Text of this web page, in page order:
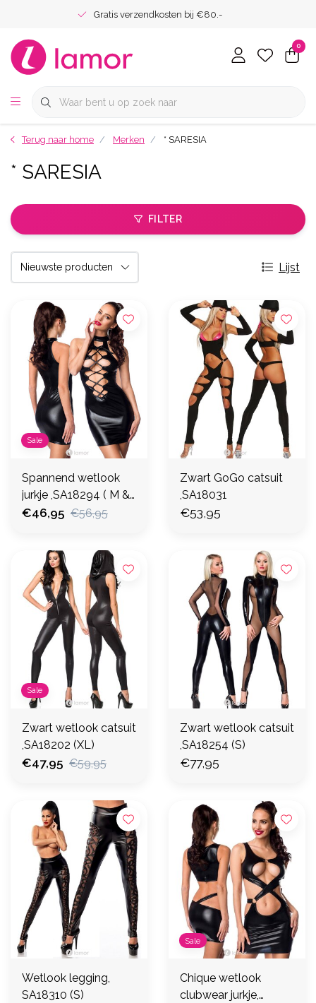
Gratis verzendkosten bij €80.-
0
Terug naar home Merken * SARESIA
* SARESIA
FILTER
Lijst
Sale
Spannend wetlook
jurkje ,SA18294 ( M &
XL)
€46,95 €56,95
Zwart GoGo catsuit
,SA18031
€53,95
Sale
Zwart wetlook catsuit
,SA18202 (XL)
€47,95 €59,95
Zwart wetlook catsuit
,SA18254 (S)
€77,95
Wetlook legging,
SA18310 (S)
Sale
Chique wetlook
clubwear jurkje,